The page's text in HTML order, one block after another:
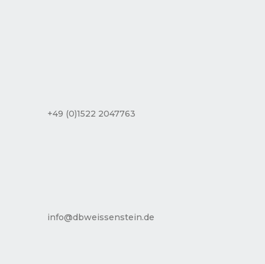
+49 (0)1522 2047763
info@dbweissenstein.de